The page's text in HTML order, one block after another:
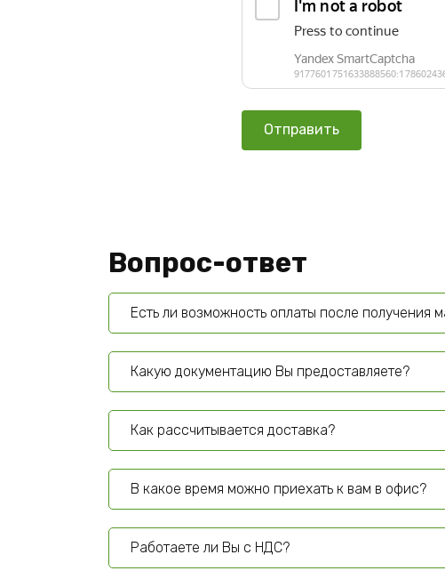
Вопрос-ответ
Есть ли возможность оплаты после получения
Какую документацию Вы предоставляете?
Как рассчитывается доставка?
В какое время можно приехать к вам в офис?
Работаете ли Вы с НДС?